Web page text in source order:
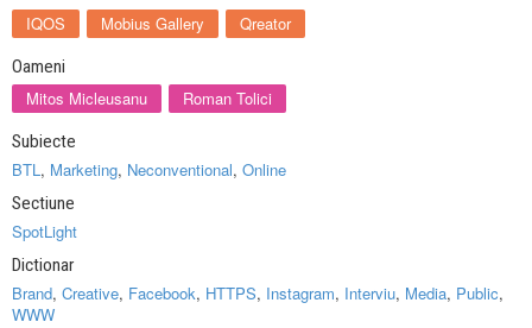
IQOS Mobius Gallery Qreator
Oameni
Mitos Micleusanu Roman Tolici
Subiecte
BTL, Marketing, Neconventional, Online
Sectiune
SpotLight
Dictionar
Brand, Creative, Facebook, HTTPS, Instagram, Interviu, Media, Public,
WWW